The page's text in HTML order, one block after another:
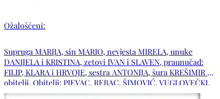
Ožalošćeni:
Supruga MARIJA, sin MARIO, nevjesta MIRELA, unuke
DANIJELA i KRISTINA, zetovi IVAN i SLAVEN, praunučad:
FILIP, KLARA i HRVOJE, sestra ANTONIJA, šura KREŠIMIR sa
obitelji. Obitelji: PJEVAC, REBAC, ŠIMOVIĆ, VUGLOVEČKI,
PAVLOVIĆ, FILIPOVIĆ, te ostala mnogobrojna rodbina i